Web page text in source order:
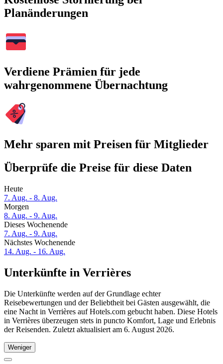
Planänderungen
Verdiene Prämien für jede
wahrgenommene Übernachtung
Mehr sparen mit Preisen für Mitglieder
Überprüfe die Preise für diese Daten
Heute
7. Aug. - 8. Aug.
Morgen
8. Aug. - 9. Aug.
Dieses Wochenende
7. Aug. - 9. Aug.
Nächstes Wochenende
14. Aug. - 16. Aug.
Unterkünfte in Verrières
Die Unterkünfte werden auf der Grundlage echter
Reisebewertungen und der Beliebtheit bei Gästen ausgewählt, die
eine Nacht in Verrières auf Hotels.com gebucht haben. Diese Hotels
in Verrières überzeugen stets in puncto Komfort, Lage und Erlebnis
der Reisenden. Zuletzt aktualisiert am 6. August 2026.
Weniger